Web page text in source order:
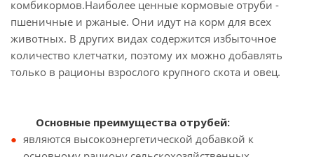
комбикормов.Наиболее ценные кормовые отруби -
пшеничные и ржаные. Они идут на корм для всех
животных. В других видах содержится избыточное
количество клетчатки, поэтому их можно добавлять
только в рационы взрослого крупного скота и овец.
Основные преимущества отрубей:
являются высокоэнергетической добавкой к